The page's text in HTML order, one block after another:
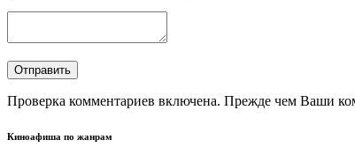
Проверка комментариев включена. Прежде чем Ваши
Киноафиша по жанрам